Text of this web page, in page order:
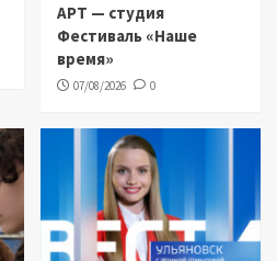
АРТ — студия
Фестиваль «Наше
время»
07/08/2026 0